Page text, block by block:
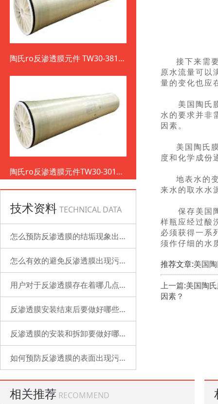
陶氏ro反渗透膜元件 TW30-3812-
陶氏ro反渗透膜元件TW30-3012-
500
技术资料 TECHNICAL DATA
怎么预防反渗透膜的结垢现象出现？
怎么有效的避免反渗透膜出现污染？
用户对于反渗透膜存在着哪几点误解？
反渗透膜安装结束后要做好哪些检查的工作？
反渗透膜的安装和拆卸要做好哪些准备？
如何预防反渗透膜的表面出现污染？
接下来需
原水流量可以
量的变化也应
美国陶氏膜
水的要求并非
因素。
美国陶氏
度和化学成份
地表水的
来水的取水水
保存美国陶
样瓶应经过酸
必须获得一系
须作仔细的水
推荐文章:美国
上一篇:美国陶
因素？
相关推荐 RECOMMEND